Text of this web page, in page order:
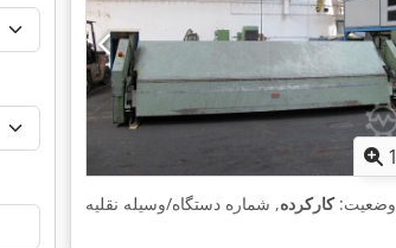
1
وضعیت:کارکرده